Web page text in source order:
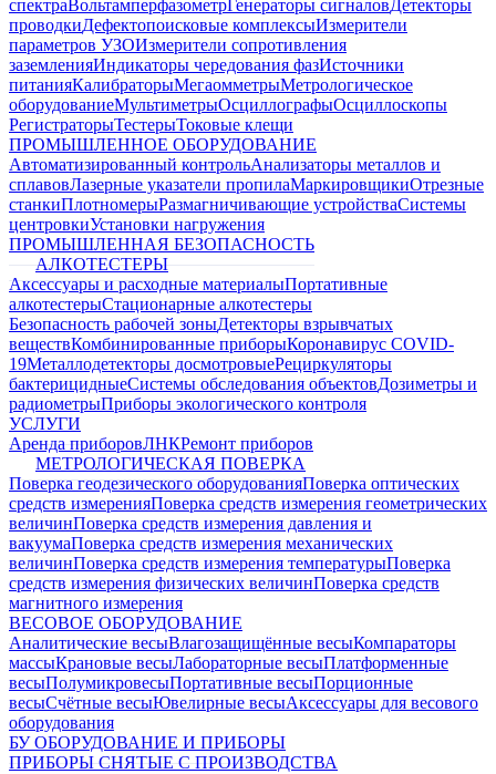
спектра Вольтамперфазометр Генераторы сигналовДетекторы
проводкиДефектопоисковые комплексыИзмерители
параметров УЗОИзмерители сопротивления
заземленияИндикаторы чередования фазИсточники
питанияКалибраторыМегаомметрыМетрологическое
оборудованиеМультиметрыОсциллографыОсциллоскопы
РегистраторыТестерыТоковые клещи
ПРОМЫШЛЕННОЕ ОБОРУДОВАНИЕ
Автоматизированный контрольАнализаторы металлов и
сплавовЛазерные указатели пропилаМаркировщикиОтрезные
станкиПлотномерыРазмагничивающие устройстваСистемы
центровкиУстановки нагружения
ПРОМЫШЛЕННАЯ БЕЗОПАСНОСТЬ
АЛКОТЕСТЕРЫ
Аксессуары и расходные материалыПортативные
алкотестерыСтационарные алкотестеры
Безопасность рабочей зоныДетекторы взрывчатых
веществКомбинированные приборыКоронавирус COVID-
19Металлодетекторы досмотровыеРециркуляторы
бактерицидныеСистемы обследования объектовДозиметры и
радиометрыПриборы экологического контроля
УСЛУГИ
Аренда приборовЛНКРемонт приборов
МЕТРОЛОГИЧЕСКАЯ ПОВЕРКА
Поверка геодезического оборудованияПоверка оптических
средств измеренияПоверка средств измерения геометрических
величинПоверка средств измерения давления и
вакуумаПоверка средств измерения механических
величинПоверка средств измерения температурыПоверка
средств измерения физических величинПоверка средств
магнитного измерения
ВЕСОВОЕ ОБОРУДОВАНИЕ
Аналитические весыВлагозащищённые весыКомпараторы
массыКрановые весыЛабораторные весыПлатформенные
весыПолумикровесыПортативные весыПорционные
весыСчётные весыЮвелирные весыАксессуары для весового
оборудования
БУ ОБОРУДОВАНИЕ И ПРИБОРЫ
ПРИБОРЫ СНЯТЫЕ С ПРОИЗВОДСТВА